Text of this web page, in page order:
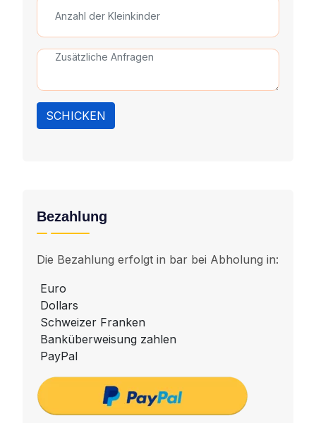
SCHICKEN
Bezahlung
Die Bezahlung erfolgt in bar bei Abholung in:
Euro
Dollars
Schweizer Franken
Banküberweisung zahlen
PayPal